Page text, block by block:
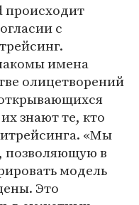
происходит
с
имена
олицетворений
знают те, кто
«Мы
позволяющую в
модель
Это